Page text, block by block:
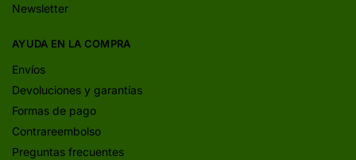
Newsletter
AYUDA EN LA COMPRA
Envíos
Devoluciones y garantías
Formas de pago
Contrareembolso
Preguntas frecuentes